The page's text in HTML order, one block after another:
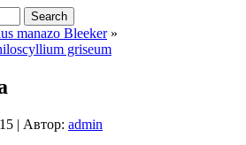
manazo Bleeker»
griseum
| Автор: admin